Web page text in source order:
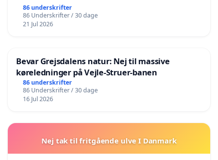
86 underskrifter
86 Underskrifter / 30 dage
21 Jul 2026
Bevar Grejsdalens natur: Nej til massive
køreledninger på Vejle-Struer-banen
86 underskrifter
86 Underskrifter / 30 dage
16 Jul 2026
Nej tak til fritgående ulve I Danmark